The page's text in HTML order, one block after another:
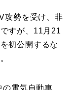
攻勢を受け、非
すが、11月21
初公開するな
の電気自動車